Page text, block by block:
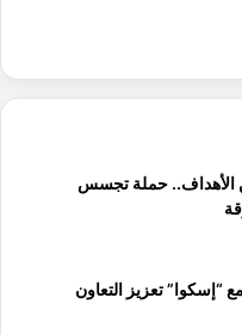
الأهداف.. حملة تجسس
“إسكوا” تعزيز التعاون